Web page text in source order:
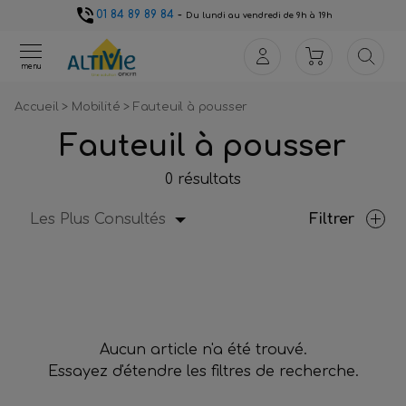
01 84 89 89 84- Du lundi au vendredi de 9h à 19h
menu
Accueil> Mobilité> Fauteuil à pousser
Fauteuil à pousser
0 résultats
Les Plus Consultés Filtrer
Aucun article n'a été trouvé.
Essayez d'étendre les filtres de recherche.